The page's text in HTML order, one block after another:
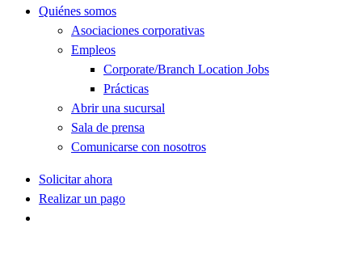
Quiénes somos
Asociaciones corporativas
Empleos
Corporate/Branch Location Jobs
Prácticas
Abrir una sucursal
Sala de prensa
Comunicarse con nosotros
Solicitar ahora
Realizar un pago